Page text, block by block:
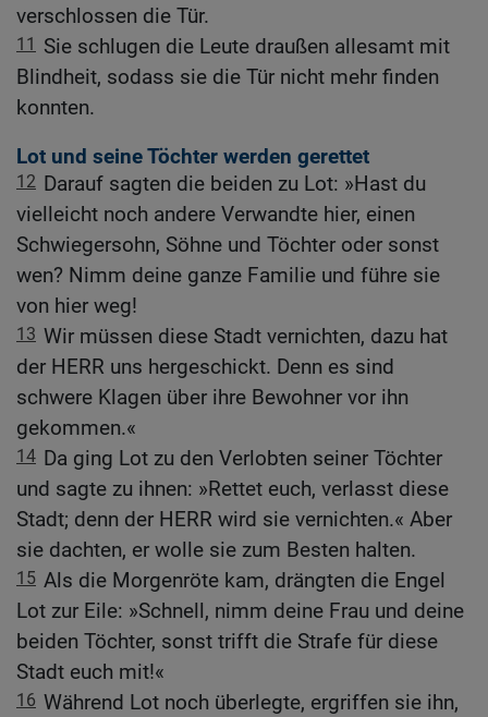
verschlossen die Tür.
11
Sie schlugen die Leute draußen allesamt mit
Blindheit, sodass sie die Tür nicht mehr finden
konnten.
Lot und seine Töchter werden gerettet
12 Darauf sagten die beiden zu Lot: »Hast du
vielleicht noch andere Verwandte hier, einen
Schwiegersohn, Söhne und Töchter oder sonst
wen? Nimm deine ganze Familie und führe sie
von hier weg!
13 Wir müssen diese Stadt vernichten, dazu hat
der HERR uns hergeschickt. Denn es sind
schwere Klagen über ihre Bewohner vor ihn
gekommen.«
14 Da ging Lot zu den Verlobten seiner Töchter
und sagte zu ihnen: »Rettet euch, verlasst diese
Stadt; denn der HERR wird sie vernichten.« Aber
sie dachten, er wolle sie zum Besten halten.
15 Als die Morgenröte kam, drängten die Engel
Lot zur Eile: »Schnell, nimm deine Frau und deine
beiden Töchter, sonst trifft die Strafe für diese
Stadt euch mit!«
16 Während Lot noch überlegte, ergriffen sie ihn,